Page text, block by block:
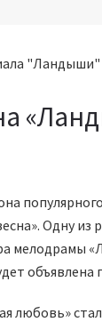
Одну из
мелодрамы
объявлена
любовь»